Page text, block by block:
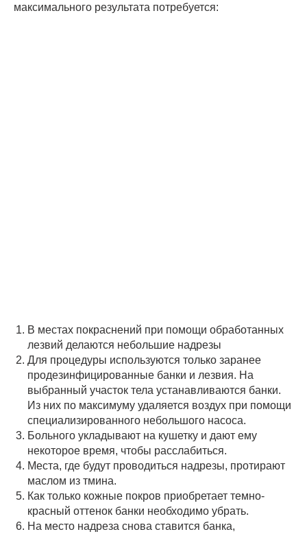
максимального результата потребуется:
В местах покраснений при помощи обработанных
лезвий делаются небольшие надрезы
Для процедуры используются только заранее
продезинфицированные банки и лезвия. На
выбранный участок тела устанавливаются банки.
Из них по максимуму удаляется воздух при помощи
специализированного небольшого насоса.
Больного укладывают на кушетку и дают ему
некоторое время, чтобы расслабиться.
Места, где будут проводиться надрезы, протирают
маслом из тмина.
Как только кожные покров приобретает темно-
красный оттенок банки необходимо убрать.
На место надреза снова ставится банка,